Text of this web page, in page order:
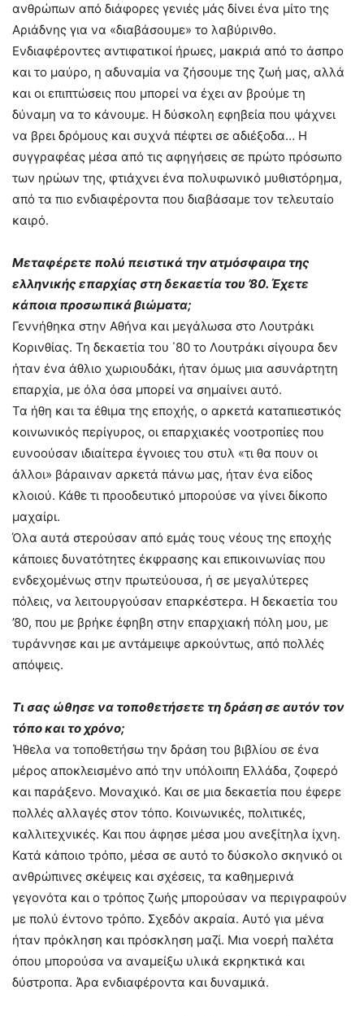
ανθρώπων από διάφορες γενιές μάς δίνει ένα μίτο της
Αριάδνης για να «διαβάσουμε» το λαβύρινθο.
Ενδιαφέροντες αντιφατικοί ήρωες, μακριά από το άσπρο
και το μαύρο, η αδυναμία να ζήσουμε της ζωή μας, αλλά
και οι επιπτώσεις που μπορεί να έχει αν βρούμε τη
δύναμη να το κάνουμε. Η δύσκολη εφηβεία που ψάχνει
να βρει δρόμους και συχνά πέφτει σε αδιέξοδα… Η
συγγραφέας μέσα από τις αφηγήσεις σε πρώτο πρόσωπο
των ηρώων της, φτιάχνει ένα πολυφωνικό μυθιστόρημα,
από τα πιο ενδιαφέροντα που διαβάσαμε τον τελευταίο
καιρό.
Μεταφέρετε πολύ πειστικά την ατμόσφαιρα της
ελληνικής επαρχίας στη δεκαετία του ’80. Έχετε
κάποια προσωπικά βιώματα;
Γεννήθηκα στην Αθήνα και μεγάλωσα στο Λουτράκι
Κορινθίας. Τη δεκαετία του ΄80 το Λουτράκι σίγουρα δεν
ήταν ένα άθλιο χωριουδάκι, ήταν όμως μια ασυνάρτητη
επαρχία, με όλα όσα μπορεί να σημαίνει αυτό.
Τα ήθη και τα έθιμα της εποχής, ο αρκετά καταπιεστικός
κοινωνικός περίγυρος, οι επαρχιακές νοοτροπίες που
ευνοούσαν ιδιαίτερα έγνοιες του στυλ «τι θα πουν οι
άλλοι» βάραιναν αρκετά πάνω μας, ήταν ένα είδος
κλοιού. Κάθε τι προοδευτικό μπορούσε να γίνει δίκοπο
μαχαίρι.
Όλα αυτά στερούσαν από εμάς τους νέους της εποχής
κάποιες δυνατότητες έκφρασης και επικοινωνίας που
ενδεχομένως στην πρωτεύουσα, ή σε μεγαλύτερες
πόλεις, να λειτουργούσαν επαρκέστερα. Η δεκαετία του
’80, που με βρήκε έφηβη στην επαρχιακή πόλη μου, με
τυράννησε και με αντάμειψε αρκούντως, από πολλές
απόψεις.
Τι σας ώθησε να τοποθετήσετε τη δράση σε αυτόν τον
τόπο και το χρόνο;
Ήθελα να τοποθετήσω την δράση του βιβλίου σε ένα
μέρος αποκλεισμένο από την υπόλοιπη Ελλάδα, ζοφερό
και παράξενο. Μοναχικό. Και σε μια δεκαετία που έφερε
πολλές αλλαγές στον τόπο. Κοινωνικές, πολιτικές,
καλλιτεχνικές. Και που άφησε μέσα μου ανεξίτηλα ίχνη.
Κατά κάποιο τρόπο, μέσα σε αυτό το δύσκολο σκηνικό οι
ανθρώπινες σκέψεις και σχέσεις, τα καθημερινά
γεγονότα και ο τρόπος ζωής μπορούσαν να περιγραφούν
με πολύ έντονο τρόπο. Σχεδόν ακραία. Αυτό για μένα
ήταν πρόκληση και πρόσκληση μαζί. Μια νοερή παλέτα
όπου μπορούσα να αναμείξω υλικά εκρηκτικά και
δύστροπα. Άρα ενδιαφέροντα και δυναμικά.